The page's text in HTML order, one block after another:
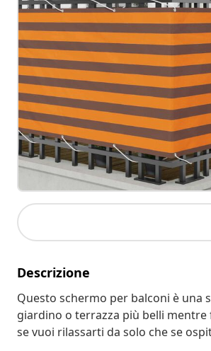
Descrizione
Questo schermo per balconi è una
giardino o terrazza più belli mentre
se vuoi rilassarti da solo che se